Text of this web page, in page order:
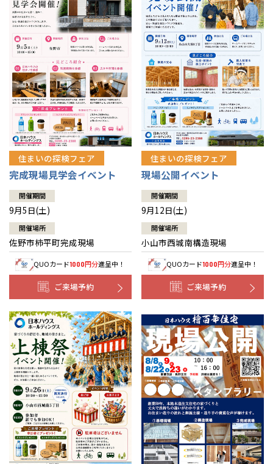
住まいの探検フェア
完成現場見学会イベント
開催期間
9月5日(土)
開催場所
佐野市柿平町完成現場
QUOカード1000円分進呈中！
ご来場予約
住まいの探検フェア
現場公開イベント
開催期間
9月12日(土)
開催場所
小山市西城南構造現場
QUOカード1000円分進呈中！
ご来場予約